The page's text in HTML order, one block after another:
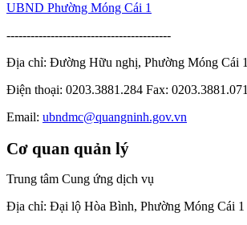
UBND Phường Móng Cái 1
-----------------------------------------
Địa chỉ: Đường Hữu nghị, Phường Móng Cái 1
Điện thoại: 0203.3881.284 Fax: 0203.3881.071
Email: ubndmc@quangninh.gov.vn
Cơ quan quản lý
Trung tâm Cung ứng dịch vụ
Địa chỉ: Đại lộ Hòa Bình, Phường Móng Cái 1